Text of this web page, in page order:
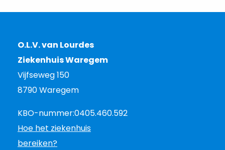
O.L.V. van Lourdes
Ziekenhuis Waregem
Vijfseweg 150
8790 Waregem
KBO-nummer:0405.460.592
Hoe het ziekenhuis
bereiken?